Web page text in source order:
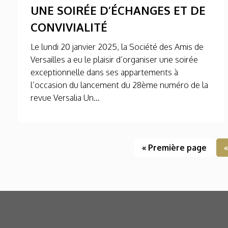
UNE SOIRÉE D’ÉCHANGES ET DE
CONVIVIALITÉ
Le lundi 20 janvier 2025, la Société des Amis de
Versailles a eu le plaisir d’organiser une soirée
exceptionnelle dans ses appartements à
l’occasion du lancement du 28ème numéro de la
revue Versalia Un...
« Première page «